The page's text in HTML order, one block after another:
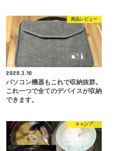
商品レビュー
2020.3.10
パソコン機器もこれで収納抜群。
これ一つで全てのデバイスが収納
できます。
キャンプ